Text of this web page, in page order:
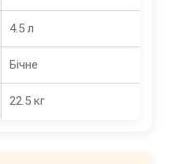
4.5 л
Бічне
22.5 кг